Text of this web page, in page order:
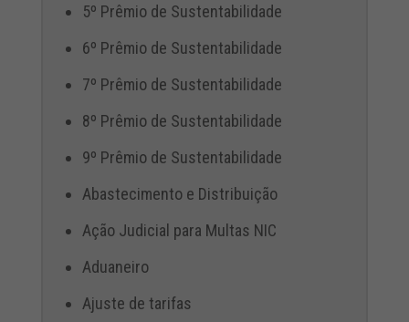
5º Prêmio de Sustentabilidade
6º Prêmio de Sustentabilidade
7º Prêmio de Sustentabilidade
8º Prêmio de Sustentabilidade
9º Prêmio de Sustentabilidade
Abastecimento e Distribuição
Ação Judicial para Multas NIC
Aduaneiro
Ajuste de tarifas